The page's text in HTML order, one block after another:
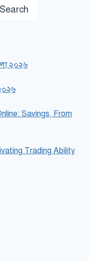
Search
২০২৬
Savings, From
Trading Ability